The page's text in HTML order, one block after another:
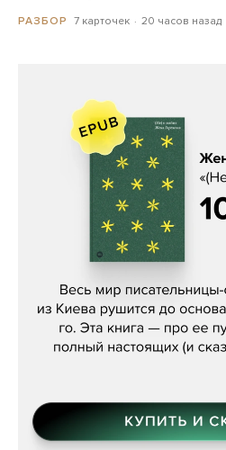
РАЗБОР 7 карточек 20 часов назад
Женя Бережная,